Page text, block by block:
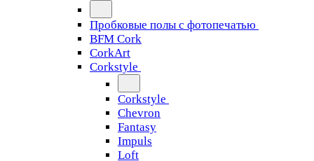
Пробковые полы с фотопечатью
BFM Cork
CorkArt
Corkstyle
Corkstyle
Chevron
Fantasy
Impuls
Loft